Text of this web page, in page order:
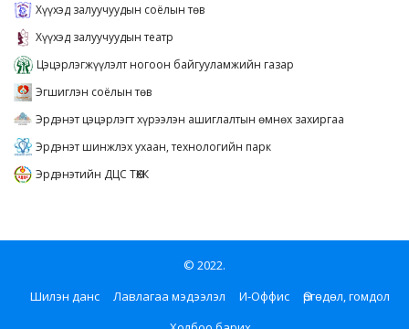
Хүүхэд залуучуудын соёлын төв
Хүүхэд залуучуудын театр
Цэцэрлэгжүүлэлт ногоон байгууламжийн газар
Эгшиглэн соёлын төв
Эрдэнэт цэцэрлэгт хүрээлэн ашиглалтын өмнөх захиргаа
Эрдэнэт шинжлэх ухаан, технологийн парк
Эрдэнэтийн ДЦС ТӨХК
© 2022.
Шилэн данс
Лавлагаа мэдээлэл И-Оффис
Өргөдөл, гомдол